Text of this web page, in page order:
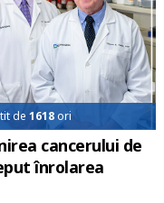
de1618 ori
cancerului de
înrolarea